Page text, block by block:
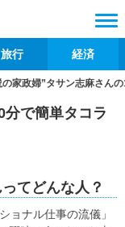
旅行 経済
の家政婦”タサン志麻さん
分で簡単タコラ
てどんな人？
ョナル仕事の流儀」